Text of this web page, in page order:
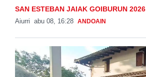
SAN ESTEBAN JAIAK GOIBURUN 2026
Aiurri abu 08, 16:28 ANDOAIN